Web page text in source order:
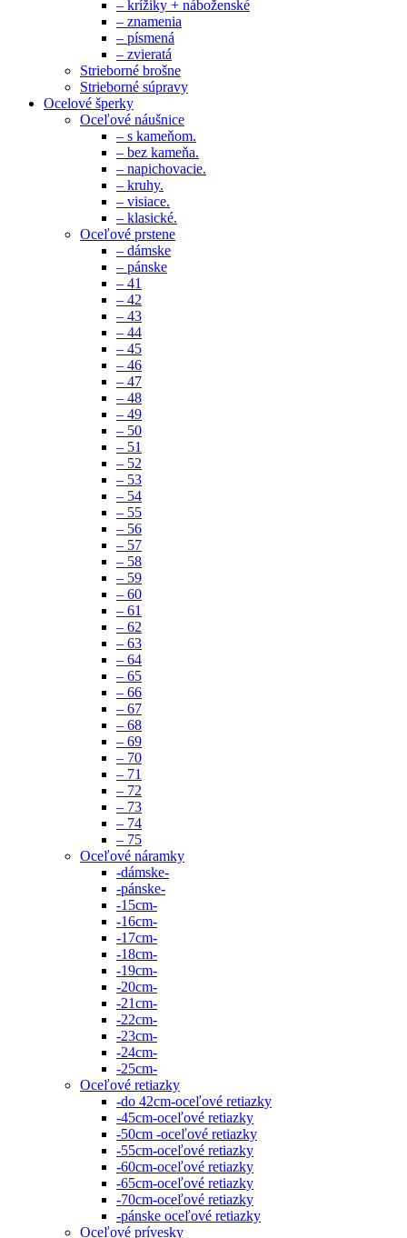
– krížiky + náboženské
– znamenia
– písmená
– zvieratá
Strieborné brošne
Strieborné súpravy
Ocelové šperky
Oceľové náušnice
– s kameňom.
– bez kameňa.
– napichovacie.
– kruhy.
– visiace.
– klasické.
Oceľové prstene
– dámske
– pánske
– 41
– 42
– 43
– 44
– 45
– 46
– 47
– 48
– 49
– 50
– 51
– 52
– 53
– 54
– 55
– 56
– 57
– 58
– 59
– 60
– 61
– 62
– 63
– 64
– 65
– 66
– 67
– 68
– 69
– 70
– 71
– 72
– 73
– 74
– 75
Oceľové náramky
-dámske-
-pánske-
-15cm-
-16cm-
-17cm-
-18cm-
-19cm-
-20cm-
-21cm-
-22cm-
-23cm-
-24cm-
-25cm-
Oceľové retiazky
-do 42cm-oceľové retiazky
-45cm-oceľové retiazky
-50cm -oceľové retiazky
-55cm-oceľové retiazky
-60cm-oceľové retiazky
-65cm-oceľové retiazky
-70cm-oceľové retiazky
-pánske oceľové retiazky
Oceľové prívesky